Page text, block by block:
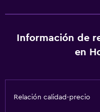
Información de
en
Relación calidad-precio